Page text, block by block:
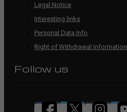
Legal Notice
Interesting links
Personal Data Info
Right of Withdrawal Information
Follow us